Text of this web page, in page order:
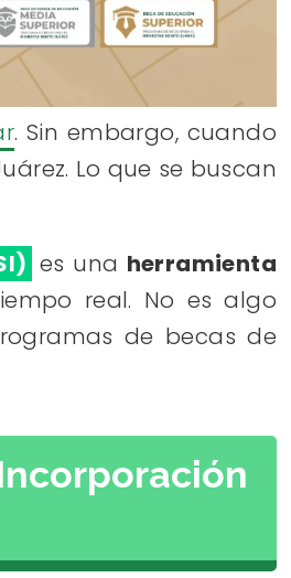
. Sin embargo, cuando
Lo que se buscan
es una herramienta
real. No es algo
de becas de